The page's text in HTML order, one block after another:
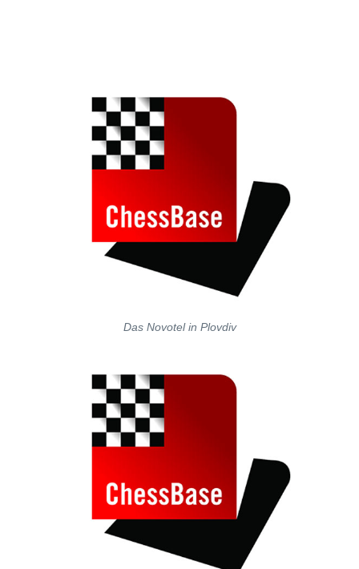
Das Novotel in Plovdiv